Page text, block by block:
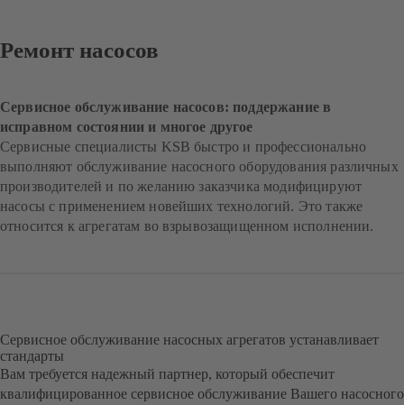
Ремонт насосов
Сервисное обслуживание насосов: поддержание в
исправном состоянии и многое другое
Сервисные специалисты KSB быстро и профессионально
выполняют обслуживание насосного оборудования различных
производителей и по желанию заказчика модифицируют
насосы с применением новейших технологий. Это также
относится к агрегатам во взрывозащищенном исполнении.
Сервисное обслуживание насосных агрегатов устанавливает
стандарты
Вам требуется надежный партнер, который обеспечит
квалифицированное сервисное обслуживание Вашего насосного